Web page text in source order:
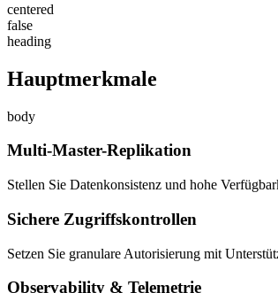
centered
false
heading
Hauptmerkmale
body
Multi-Master-Replikation
Stellen Sie Datenkonsistenz und hohe
Sichere Zugriffskontrollen
Setzen Sie granulare Autorisierung mit
Observability & Telemetrie